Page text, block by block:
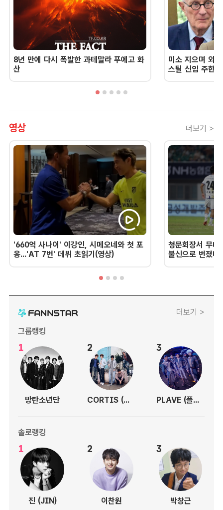
8년 만에 다시 폭발한 과테말라 푸에고 화
산
미소 지으며 외
스틸 신임 주한
영상 더보기 >
'660억 사나이' 이강인, 시메오네와 첫 포
옹...'AT 7번' 데뷔 초읽기(영상)
청문회장서 무너
불신으로 번졌
더보기 >
그룹랭킹
1
방탄소년단
2
CORTIS (코르티스)
3
PLAVE (플레이브)
솔로랭킹
1
진 (JIN)
2
이찬원
3
박창근